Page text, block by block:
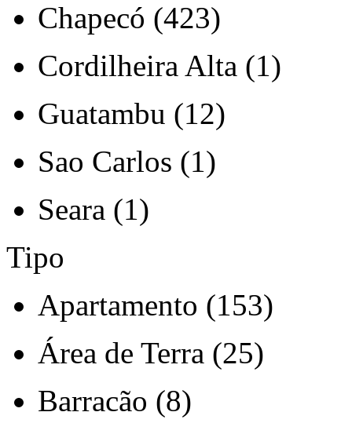
Chapecó (423)
Cordilheira Alta (1)
Guatambu (12)
Sao Carlos (1)
Seara (1)
Tipo
Apartamento (153)
Área de Terra (25)
Barracão (8)